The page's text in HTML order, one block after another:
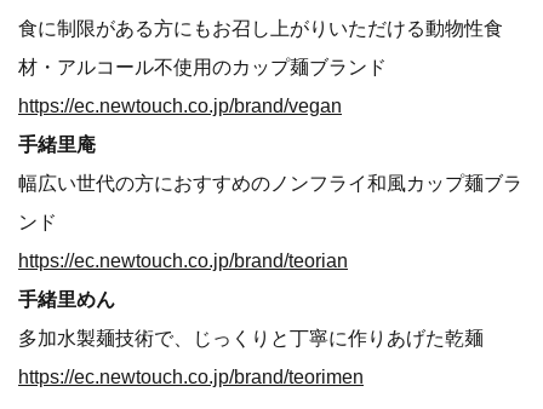
食に制限がある方にもお召し上がりいただける動物性食
材・アルコール不使用のカップ麺ブランド
https://ec.newtouch.co.jp/brand/vegan
手緒里庵
幅広い世代の方におすすめのノンフライ和風カップ麺ブラ
ンド
https://ec.newtouch.co.jp/brand/teorian
手緒里めん
多加水製麺技術で、じっくりと丁寧に作りあげた乾麺
https://ec.newtouch.co.jp/brand/teorimen